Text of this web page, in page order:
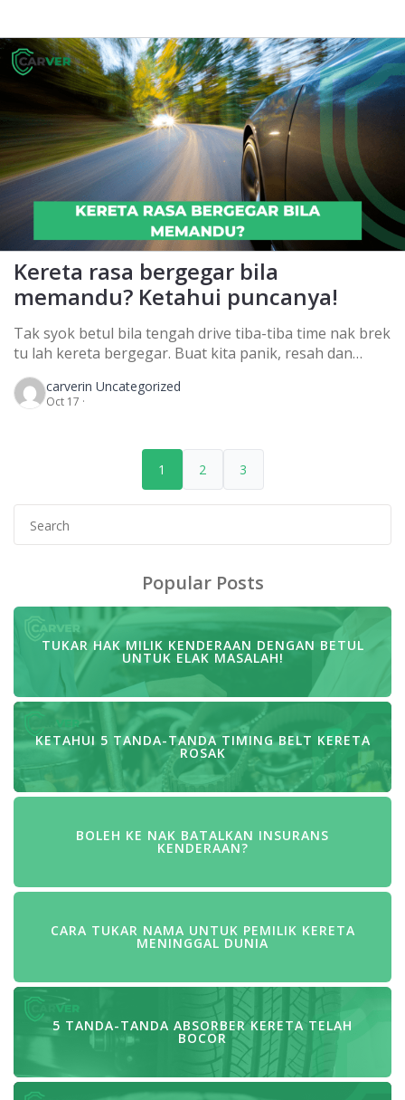
Kereta rasa bergegar bila
memandu? Ketahui puncanya!
Tak syok betul bila tengah drive tiba-tiba time nak brek
tu lah kereta bergegar. Buat kita panik, resah dan
ganggu fokus nak teruskan pemanduan! Padahal baru
je keluar bengkel kereta ni. Macam mana pulak boleh
jadi masalah gegar ni? Sebab tu lah kena ambil tahu
carverin Uncategorized
Oct 17 ·
1 2 3
for:
Popular Posts
TUKAR HAK MILIK KENDERAAN DENGAN BETUL
UNTUK ELAK MASALAH!
KETAHUI 5 TANDA-TANDA TIMING BELT KERETA
ROSAK
BOLEH KE NAK BATALKAN INSURANS
KENDERAAN?
CARA TUKAR NAMA UNTUK PEMILIK KERETA
MENINGGAL DUNIA
5 TANDA-TANDA ABSORBER KERETA TELAH
BOCOR